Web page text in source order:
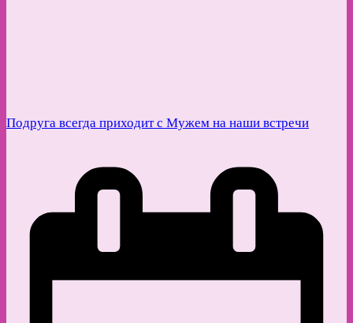
Подруга всегда приходит с Мужем на наши встречи